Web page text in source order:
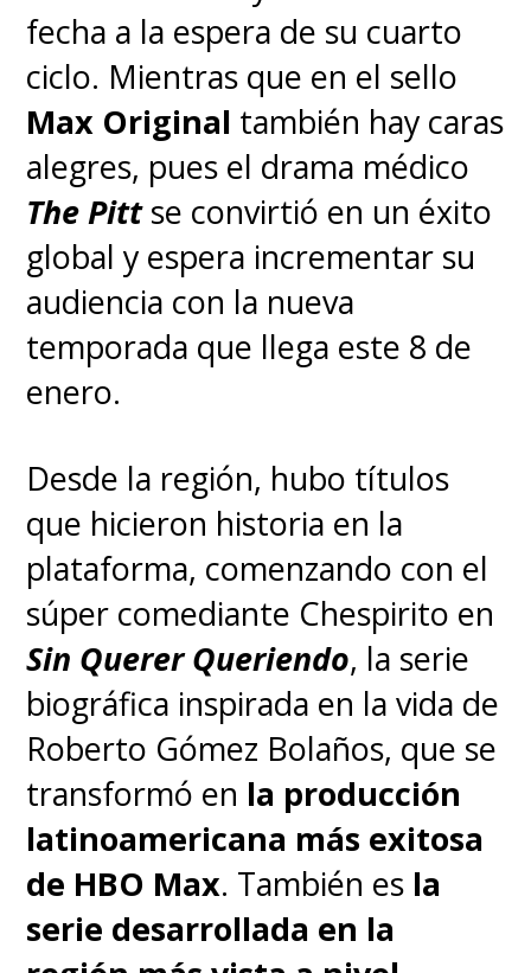
fecha a la espera de su cuarto
ciclo. Mientras que en el sello
Max Original también hay caras
alegres, pues el drama médico
The Pittse convirtió en un éxito
global y espera incrementar su
audiencia con la nueva
temporada que llega este 8 de
enero.
Desde la región, hubo títulos
que hicieron historia en la
plataforma, comenzando con el
súper comediante Chespirito en
Sin Querer Queriendo, la serie
biográfica inspirada en la vida de
Roberto Gómez Bolaños, que se
transformó en la producción
latinoamericana más exitosa
de HBO Max. También es la
serie desarrollada en la